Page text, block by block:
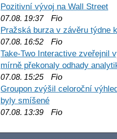
Pozitivní vývoj na Wall Street
07.08. 19:37Fio
Pražská burza v závěru týdne
07.08. 16:52 Fio
Take-Two Interactive zveřejnil
mírně překonaly odhady
07.08. 15:25 Fio
Groupon zvýšil celoroční
byly smíšené
07.08. 13:39 Fio